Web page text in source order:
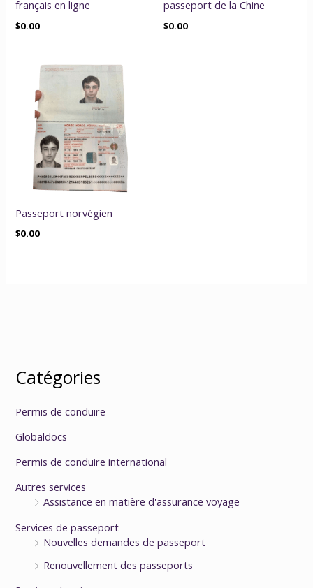
français en ligne
$0.00
passeport de la Chine
$0.00
Passeport norvégien
$0.00
Catégories
Permis de conduire
Globaldocs
Permis de conduire international
Autres services
Assistance en matière d'assurance voyage
Services de passeport
Nouvelles demandes de passeport
Renouvellement des passeports